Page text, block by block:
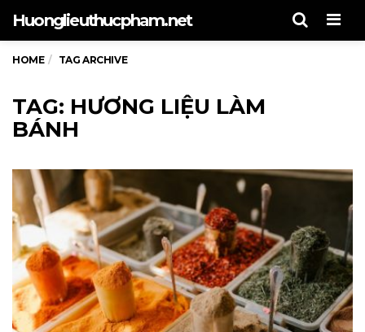
Huonglieuthucpham.net
HOME TAG ARCHIVE
TAG: HƯƠNG LIỆU LÀM
BÁNH